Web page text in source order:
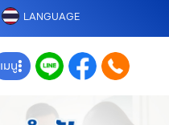
LANGUAGE
เมนู